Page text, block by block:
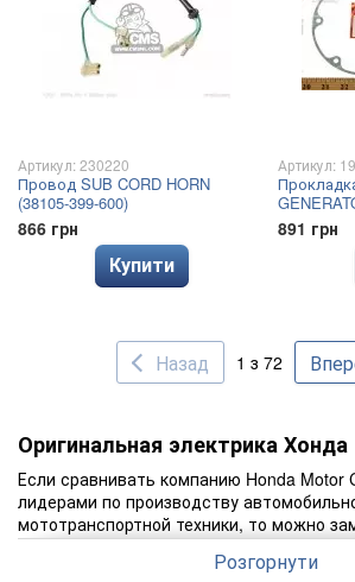
Артикул: 230220
Провод SUB CORD HORN
(38105-399-600)
866 грн
Купити
Артикул:
891 грн
Назад 1 з 72
Оригинальная электрика Хонда
Если сравнивать компанию Honda Motor
лидерами по производству
мототранспортной техники, то можно
деятельность началась значительно
конкурентов. Один из первыхРозгорнути